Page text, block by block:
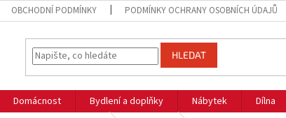
OBCHODNÍ PODMÍNKY PODMÍNKY OCHRANY OSOBNÍCH ÚDAJŮ
HLEDAT
Domácnost Bydlení a doplňky Nábytek Dílna